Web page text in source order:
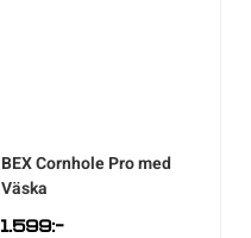
BEXCornhole Pro med
Väska
1.599:-